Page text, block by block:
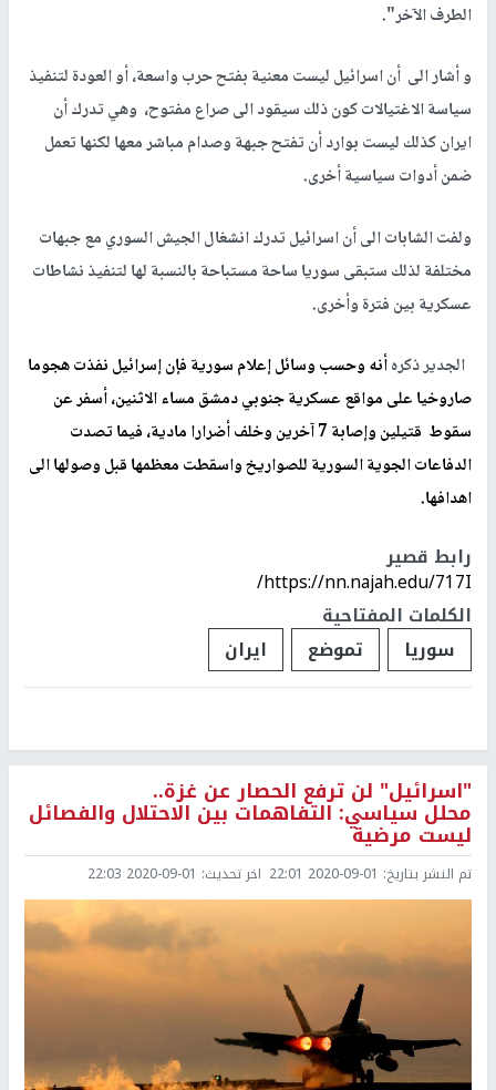
الطرف الآخر".
و أشار الى أن اسرائيل ليست معنية بفتح حرب واسعة، أو العودة لتنفيذ
سياسة الاغتيالات كون ذلك سيقود الى صراع مفتوح، وهي تدرك أن
ايران كذلك ليست بوارد أن تفتح جبهة وصدام مباشر معها لكنها تعمل
ضمن أدوات سياسية أخرى.
ولفت الشابات الى أن اسرائيل تدرك انشغال الجيش السوري مع جبهات
مختلفة لذلك ستبقى سوريا ساحة مستباحة بالنسبة لها لتنفيذ نشاطات
عسكرية بين فترة وأخرى.
الجدير ذكرهأنه وحسب وسائل إعلام سورية فإن إسرائيل نفذت هجوما
صاروخيا على مواقع عسكرية جنوبي دمشق مساء الاثنين، أسفر عن
سقوط قتيلين وإصابة 7 آخرين وخلف أضرارا مادية، فيما تصدت
الدفاعات الجوية السورية للصواريخ واسقطت معظمها قبل وصولها الى
اهدافها.
رابط قصير
https://nn.najah.edu/717I/
الكلمات المفتاحية
سوريا
تموضع ايران
"اسرائيل" لن ترفع الحصار عن غزة..
محلل سياسي: التفاهمات بين الاحتلال والفصائل
ليست مرضية
تم النشر بتاريخ: 2020-09-01 22:01 اخر تحديث: 2020-09-01 22:03